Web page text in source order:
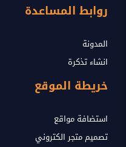
روابط المساعدة
المدونة
انشاء تذكرة
خريطة الموقع
استضافة مواقع
تصميم متجر الكتروني